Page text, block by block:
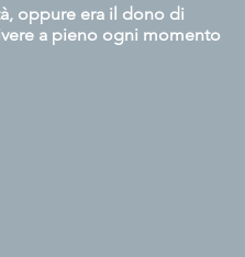
oppure era il dono di
a pieno ogni momento